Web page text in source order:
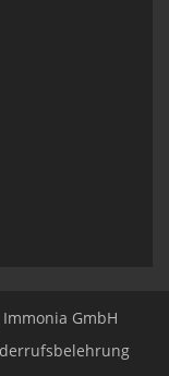
Immonia GmbH